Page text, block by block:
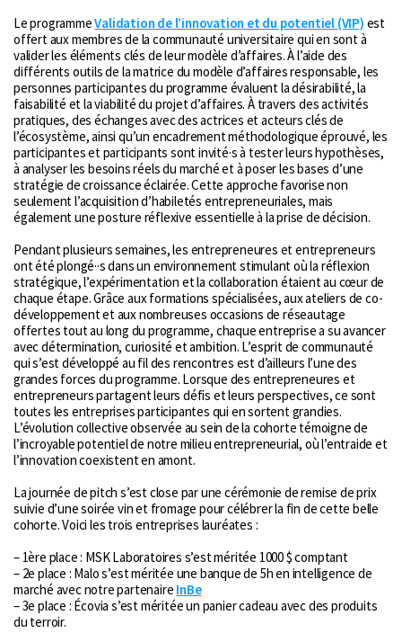
Le programmeValidation de l’innovation et du potentiel (VIP) est
offert aux membres de la communauté universitaire qui en sont à
valider les éléments clés de leur modèle d’affaires. À l’aide des
différents outils de la matrice du modèle d’affaires responsable, les
personnes participantes du programme évaluent la désirabilité, la
faisabilité et la viabilité du projet d’affaires. À travers des activités
pratiques, des échanges avec des actrices et acteurs clés de
l’écosystème, ainsi qu’un encadrement méthodologique éprouvé, les
participantes et participants sont invité·s à tester leurs hypothèses,
à analyser les besoins réels du marché et à poser les bases d’une
stratégie de croissance éclairée. Cette approche favorise non
seulement l’acquisition d’habiletés entrepreneuriales, mais
également une posture réflexive essentielle à la prise de décision.
Pendant plusieurs semaines, les entrepreneures et entrepreneurs
ont été plongé··s dans un environnement stimulant où la réflexion
stratégique, l’expérimentation et la collaboration étaient au cœur de
chaque étape. Grâce aux formations spécialisées, aux ateliers de co-
développement et aux nombreuses occasions de réseautage
offertes tout au long du programme, chaque entreprise a su avancer
avec détermination, curiosité et ambition. L’esprit de communauté
qui s’est développé au fil des rencontres est d’ailleurs l’une des
grandes forces du programme. Lorsque des entrepreneures et
entrepreneurs partagent leurs défis et leurs perspectives, ce sont
toutes les entreprises participantes qui en sortent grandies.
L’évolution collective observée au sein de la cohorte témoigne de
l’incroyable potentiel de notre milieu entrepreneurial, où l’entraide et
l’innovation coexistent en amont.
La journée de pitch s’est close par une cérémonie de remise de prix
suivie d’une soirée vin et fromage pour célébrer la fin de cette belle
cohorte. Voici les trois entreprises lauréates :
– 1ère place : MSK Laboratoires s’est méritée 1000 $ comptant
– 2e place : Malo s’est méritée une banque de 5h en intelligence de
marché avec notre partenaire InBe
– 3e place : Écovia s’est méritée un panier cadeau avec des produits
du terroir.